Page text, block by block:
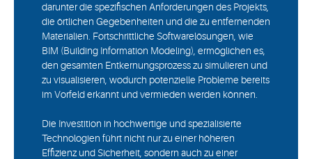
darunter die spezifischen Anforderungen des Projekts,
die örtlichen Gegebenheiten und die zu entfernenden
Materialien. Fortschrittliche Softwarelösungen, wie
BIM (Building Information Modeling), ermöglichen es,
den gesamten Entkernungsprozess zu simulieren und
zu visualisieren, wodurch potenzielle Probleme bereits
im Vorfeld erkannt und vermieden werden können.
Die Investition in hochwertige und spezialisierte
Technologien führt nicht nur zu einer höheren
Effizienz und Sicherheit, sondern auch zu einer